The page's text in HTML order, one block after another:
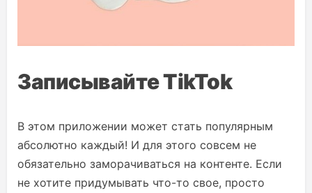
Записывайте TikTok
В этом приложении может стать популярным
абсолютно каждый! И для этого совсем не
обязательно заморачиваться на контенте. Если
не хотите придумывать что-то свое, просто